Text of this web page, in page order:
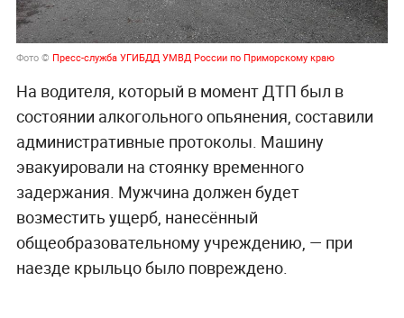
Фото © Пресс-служба УГИБДД УМВД России по Приморскому краю
На водителя, который в момент ДТП был в
состоянии алкогольного опьянения, составили
административные протоколы. Машину
эвакуировали на стоянку временного
задержания. Мужчина должен будет
возместить ущерб, нанесённый
общеобразовательному учреждению, — при
наезде крыльцо было повреждено.